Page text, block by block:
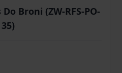
Broni (ZW-RFS-PO-
35)